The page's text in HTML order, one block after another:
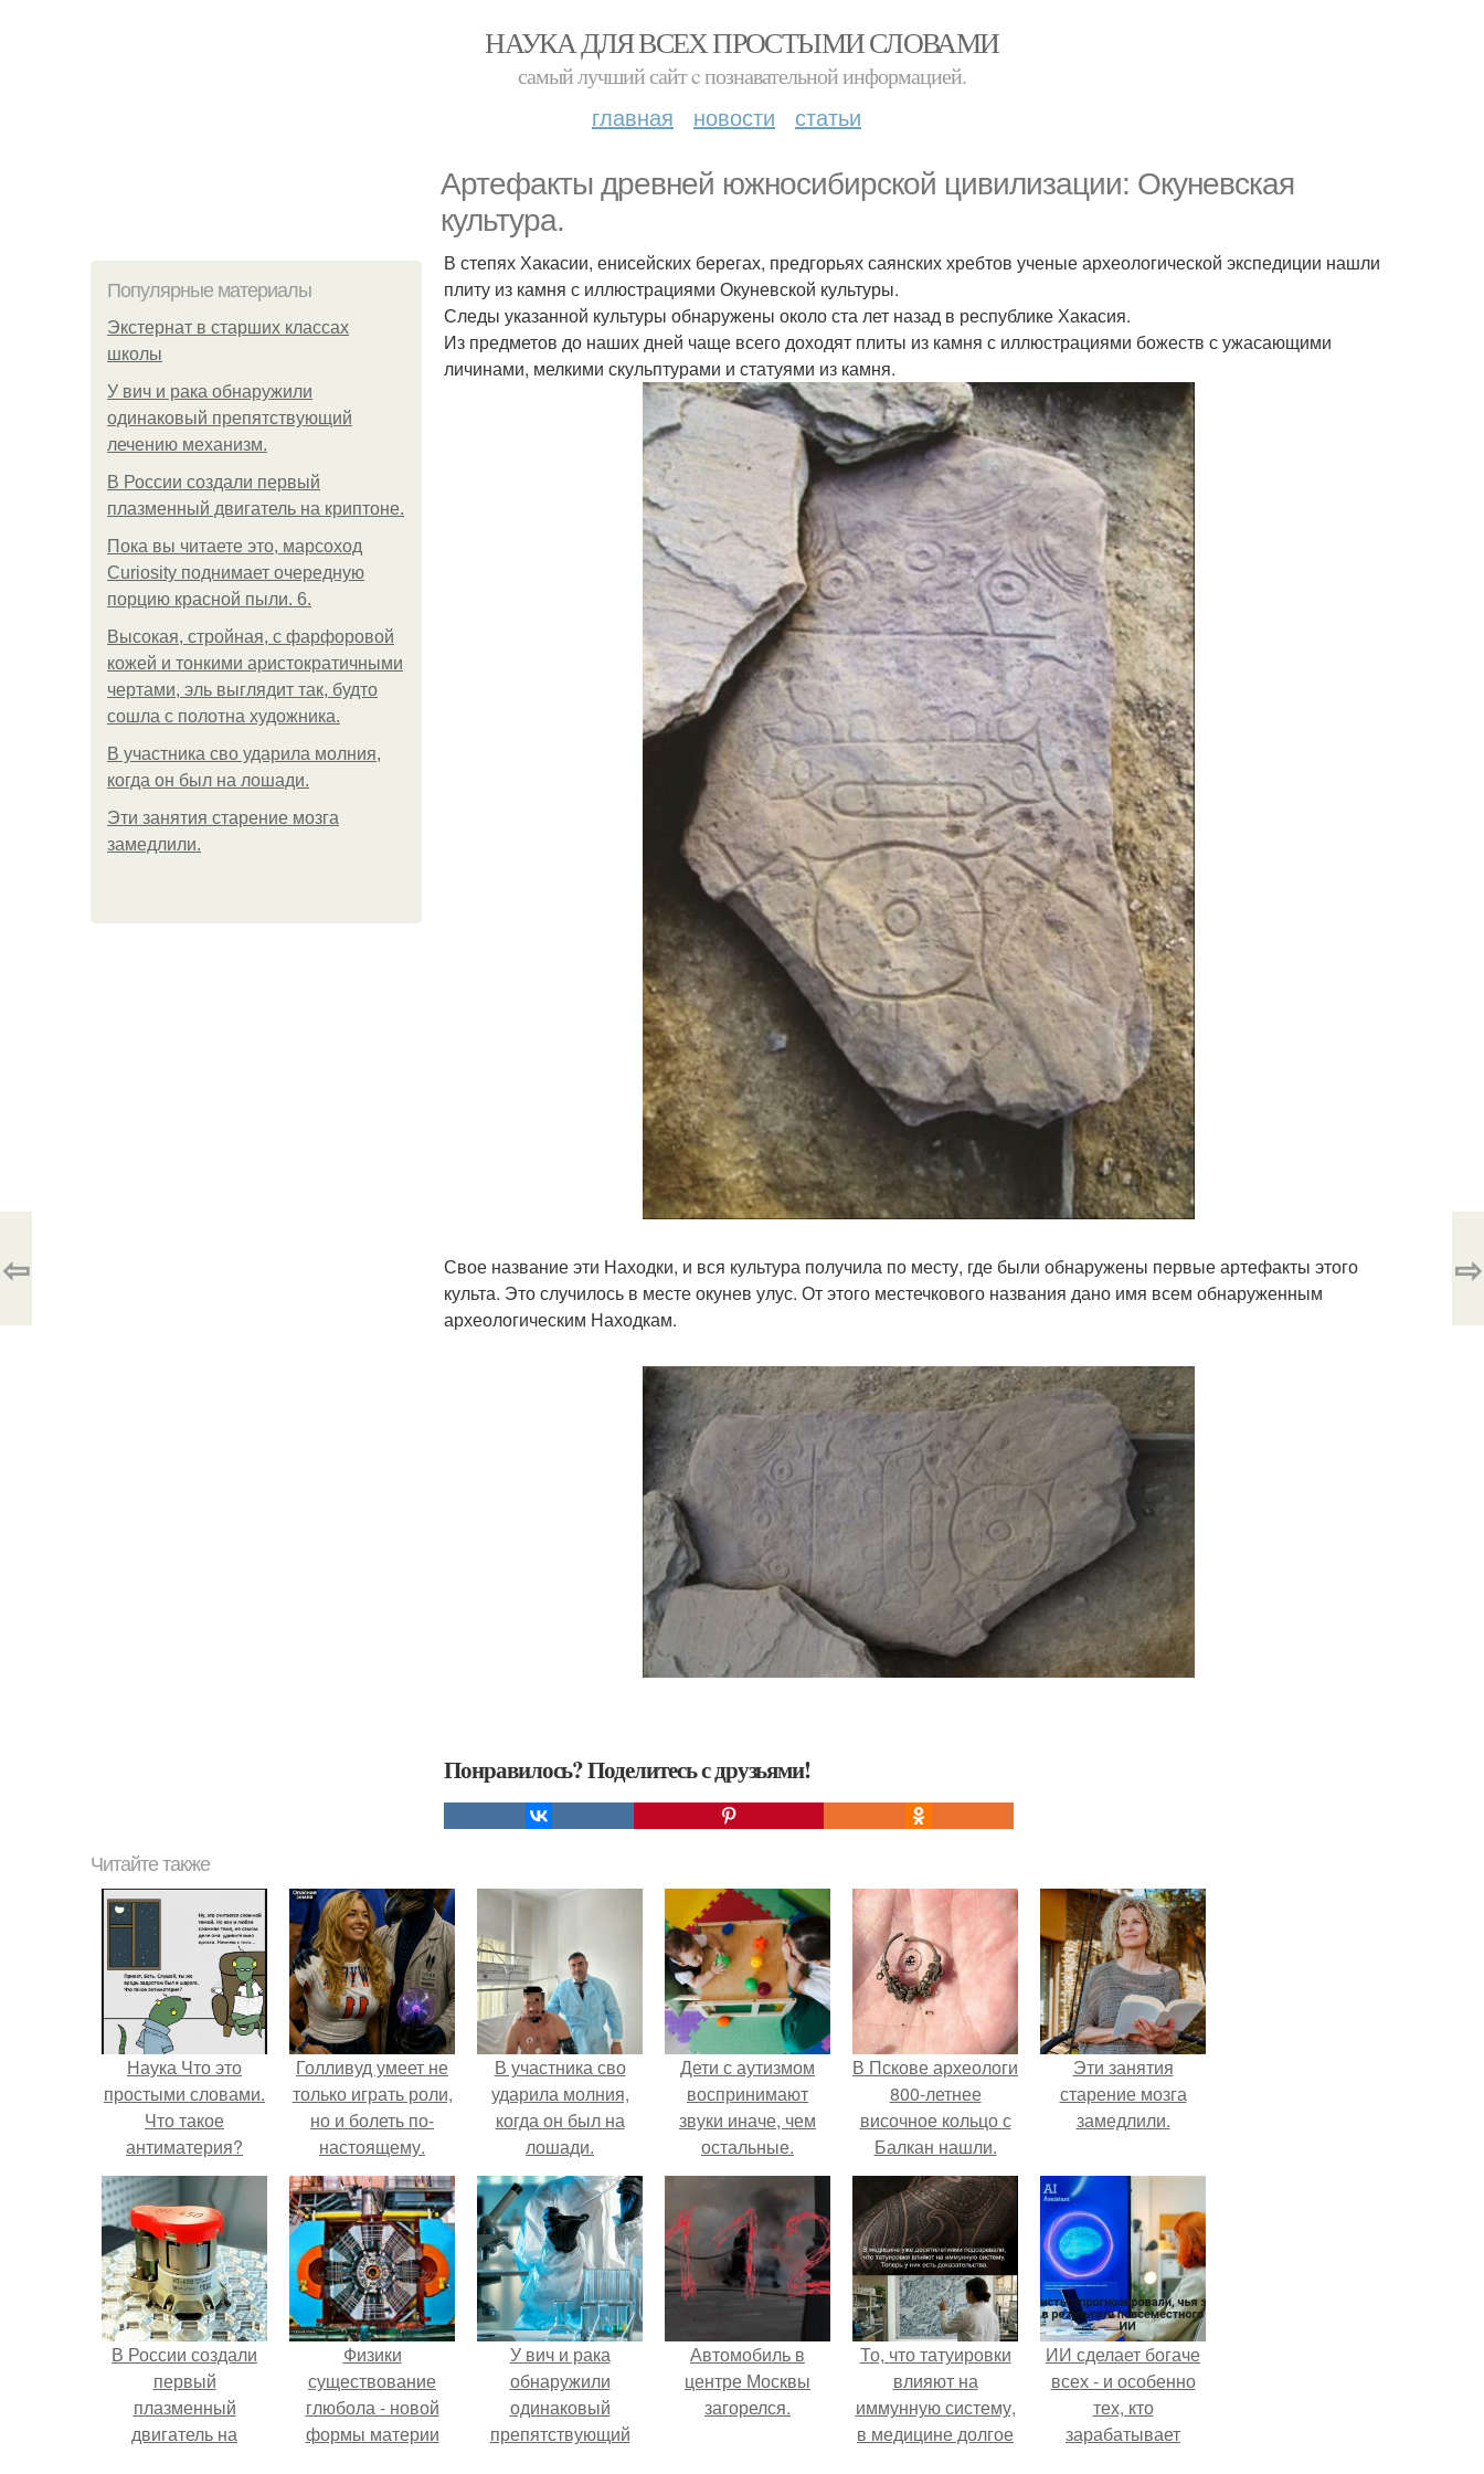
НАУКА ДЛЯ ВСЕХ ПРОСТЫМИ СЛОВАМИ
самый лучший сайт c познавательной информацией.
главная новости статьи
Артефакты древней южносибирской цивилизации: Окуневская
культура.
Популярные материалы
Экстернат в старших классах
школы
У вич и рака обнаружили
одинаковый препятствующий
лечению механизм.
В России создали первый
плазменный двигатель на криптоне.
Пока вы читаете это, марсоход
Curiosity поднимает очередную
порцию красной пыли. 6.
Высокая, стройная, с фарфоровой
кожей и тонкими аристократичными
чертами, эль выглядит так, будто
сошла с полотна художника.
В участника сво ударила молния,
когда он был на лошади.
Эти занятия старение мозга
замедлили.
В степях Хакасии, енисейских берегах, предгорьях саянских хребтов ученые археологической экспедиции нашли
плиту из камня с иллюстрациями Окуневской культуры.
Следы указанной культуры обнаружены около ста лет назад в республике Хакасия.
Из предметов до наших дней чаще всего доходят плиты из камня с иллюстрациями божеств с ужасающими
личинами, мелкими скульптурами и статуями из камня.
Свое название эти Находки, и вся культура получила по месту, где были обнаружены первые артефакты этого
культа. Это случилось в месте окунев улус. От этого местечкового названия дано имя всем обнаруженным
археологическим Находкам.
Понравилось? Поделитесь с друзьями!
⇦ ⇨
Читайте также
Наука Что это
простыми словами.
Что такое
антиматерия?
Голливуд умеет не
только играть роли,
но и болеть по-
настоящему.
В участника сво
ударила молния,
когда он был на
лошади.
Дети с аутизмом
воспринимают
звуки иначе, чем
остальные.
В Пскове археологи
800-летнее
височное кольцо с
Балкан нашли.
Эти занятия
старение мозга
замедлили.
В России создали
первый
плазменный
двигатель на
Физики
существование
глюбола - новой
формы материи
У вич и рака
обнаружили
одинаковый
препятствующий
Автомобиль в
центре Москвы
загорелся.
То, что татуировки
влияют на
иммунную систему,
в медицине долгое
ИИ сделает богаче
всех - и особенно
тех, кто
зарабатывает